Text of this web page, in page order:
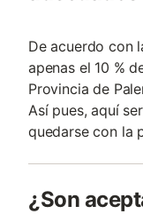
De acuerdo con
apenas el 10 %
Provincia de
Así pues, aquí
quedarse con la
¿Son